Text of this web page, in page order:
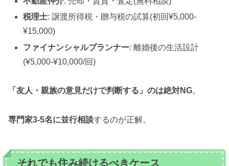
税理士: 譲渡所得税・贈与税の試算(初回¥5,000-
¥15,000)
ファイナンシャルプランナー: 離婚後の生活設計
(¥5,000-¥10,000/回)
「友人・親族の意見だけで判断する」のは絶対NG。
専門家3-5名に並行相談するのが正解。
それでも住み続けるべきケース